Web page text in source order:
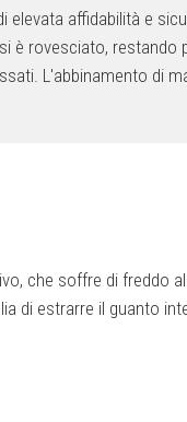
affidabilità e
è rovesciato, restando
L'abbinamento di
che soffre di freddo
di estrarre il guanto